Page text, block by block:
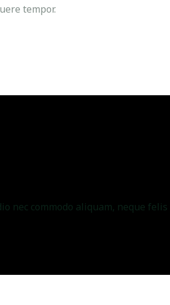
tempor.
nec commodo aliquam, neque